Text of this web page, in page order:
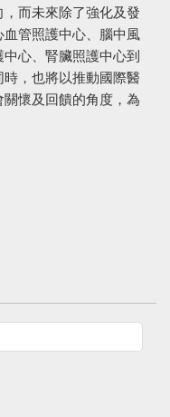
而未來除了強化及發
管照護中心、腦中風
心、腎臟照護中心到
，也將以推動國際醫
懷及回饋的角度，為